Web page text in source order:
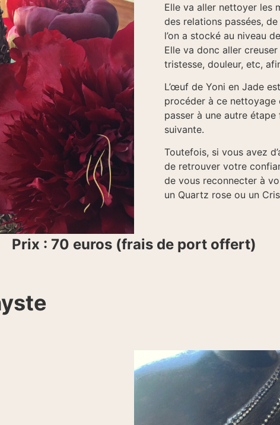
Elle va aller nettoyer les
des relations passées,
l’on a stocké au niveau
Elle va donc aller
tristesse, douleur, etc,
L’œuf de Yoni en Jade
procéder à ce
passer à une autre
suivante.
Toutefois, si vous avez
de retrouver votre
de vous reconnecter à
un Quartz rose ou un
Prix : 70 euros (frais de port offert)